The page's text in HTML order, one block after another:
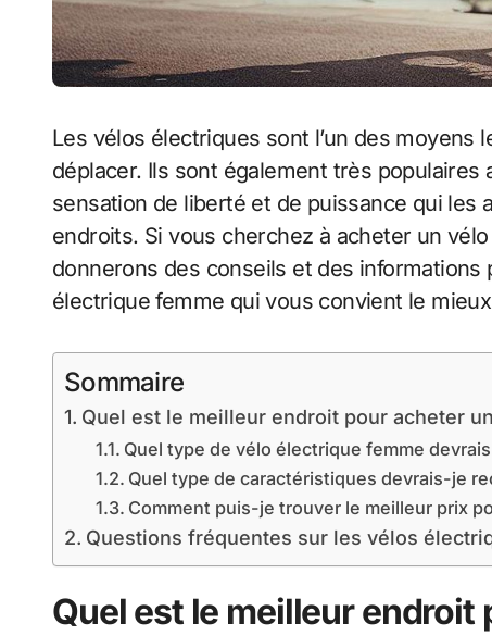
Les vélos électriques sont l’un des
déplacer. Ils sont également très
sensation de liberté et de puissance qui les
endroits. Si vous cherchez à acheter un
donnerons des conseils et des
électrique femme qui vous convient le
Sommaire
Quel est le meilleur endroit pour acheter
Quel type de vélo électrique femme
Quel type de caractéristiques devrais-je
Comment puis-je trouver le meilleur prix
Questions fréquentes sur les vélos
Quel est le meilleur endroit